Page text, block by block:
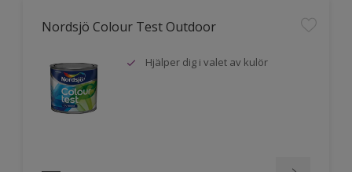
Nordsjö Colour Test Outdoor
Hjälper dig i valet av kulör